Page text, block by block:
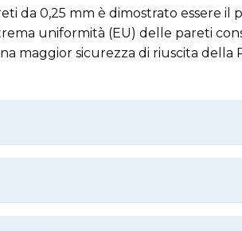
da 0,25 mm è dimostrato essere il
uniformità (EU) delle pareti
maggior sicurezza di riuscita della